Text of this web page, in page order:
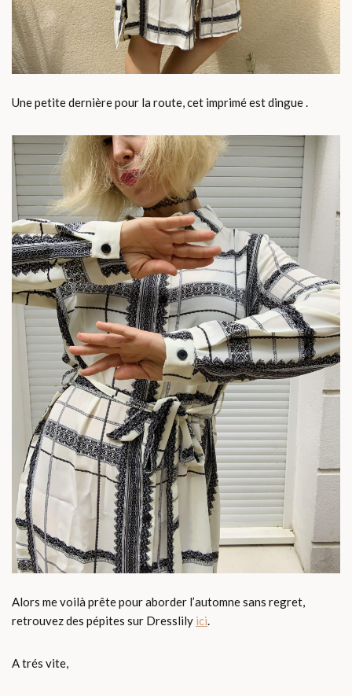
Une petite dernière pour la route, cet imprimé est dingue .
Alors me voilà prête pour aborder l’automne sans regret,
retrouvez des pépites sur Dresslily ici.
A trés vite,